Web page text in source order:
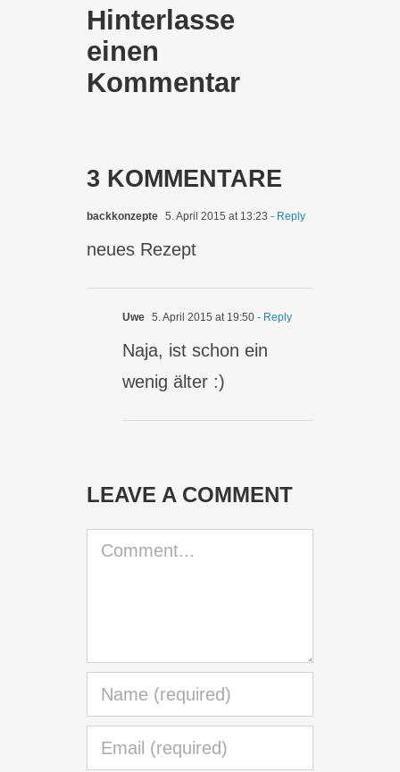
Hinterlasse
einen
Kommentar
3 KOMMENTARE
backkonzepte 5. April 2015 at 13:23 - Reply
neues Rezept
Uwe 5. April 2015 at 19:50 - Reply
Naja, ist schon ein
wenig älter :)
LEAVE A COMMENT
Comment